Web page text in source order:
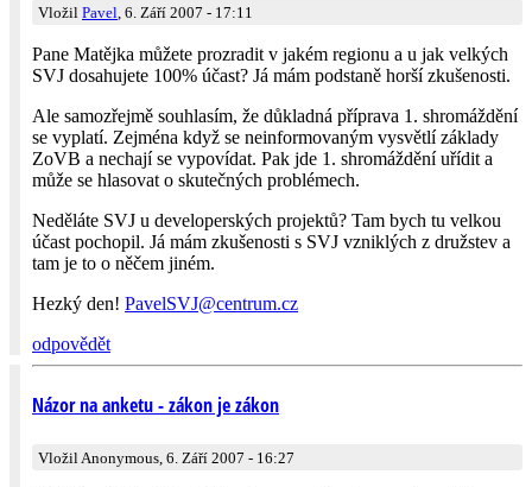
Vložil Pavel, 6. Září 2007 - 17:11
Pane Matějka můžete prozradit v jakém regionu a u jak velkých
SVJ dosahujete 100% účast? Já mám podstaně horší zkušenosti.
Ale samozřejmě souhlasím, že důkladná příprava 1. shromáždění
se vyplatí. Zejména když se neinformovaným vysvětlí základy
ZoVB a nechají se vypovídat. Pak jde 1. shromáždění uřídit a
může se hlasovat o skutečných problémech.
Neděláte SVJ u developerských projektů? Tam bych tu velkou
účast pochopil. Já mám zkušenosti s SVJ vzniklých z družstev a
tam je to o něčem jiném.
Hezký den! PavelSVJ@centrum­.cz
odpovědět
Názor na anketu - zákon je zákon
Vložil Anonymous, 6. Září 2007 - 16:27